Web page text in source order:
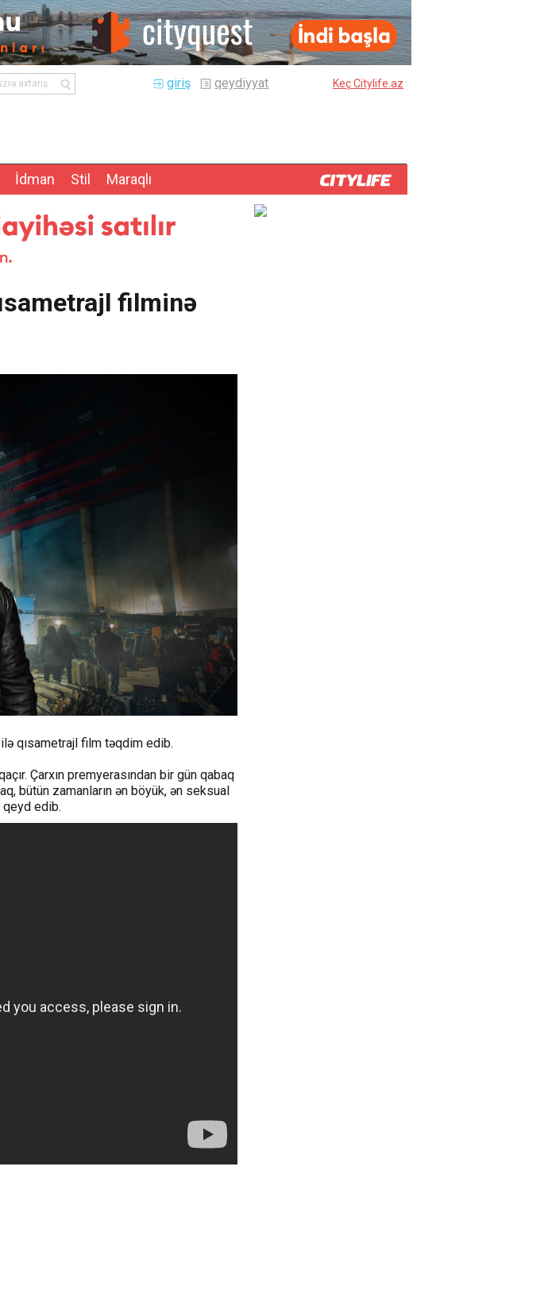
qeydiyyat
giriş Keç Citylife.az
İdman Stil Maraqlı
filminə
qısametrajl film təqdim edib.
Çarxın premyerasından bir gün qabaq
bütün zamanların ən böyük, ən seksual
qeyd edib.